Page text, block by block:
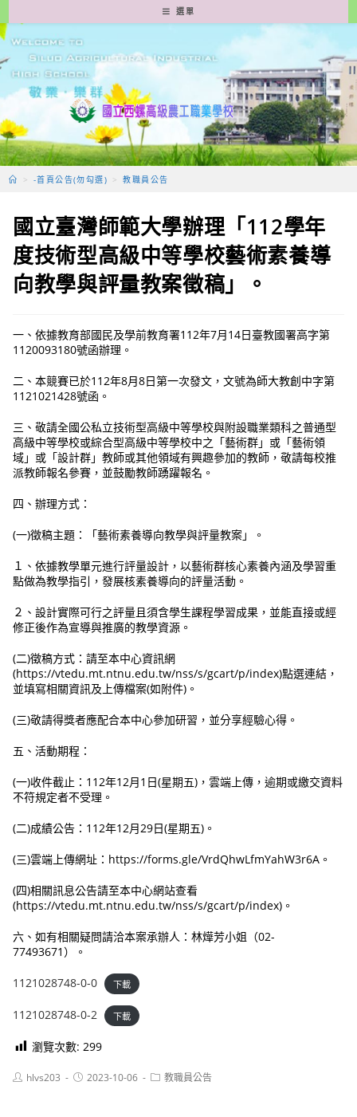
轉
至
要
容
選單
> -首頁公告(勿勾選) > 教職員公告
國立臺灣師範大學辦理「112學年
度技術型高級中等學校藝術素養導
向教學與評量教案徵稿」。
一、依據教育部國民及學前教育署112年7月14日臺教國署高字第
1120093180號函辦理。
二、本競賽已於112年8月8日第一次發文，文號為師大教創中字第
1121021428號函。
三、敬請全國公私立技術型高級中等學校與附設職業類科之普通型
高級中等學校或綜合型高級中等學校中之「藝術群」或「藝術領
域」或「設計群」教師或其他領域有興趣參加的教師，敬請每校推
派教師報名參賽，並鼓勵教師踴躍報名。
四、辦理方式：
(一)徵稿主題：「藝術素養導向教學與評量教案」。
１、依據教學單元進行評量設計，以藝術群核心素養內涵及學習重
點做為教學指引，發展核素養導向的評量活動。
２、設計實際可行之評量且須含學生課程學習成果，並能直接或經
修正後作為宣導與推廣的教學資源。
(二)徵稿方式：請至本中心資訊網
(https://vtedu.mt.ntnu.edu.tw/nss/s/gcart/p/index)點選連結，
並填寫相關資訊及上傳檔案(如附件)。
(三)敬請得獎者應配合本中心參加研習，並分享經驗心得。
五、活動期程：
(一)收件截止：112年12月1日(星期五)，雲端上傳，逾期或繳交資料
不符規定者不受理。
(二)成績公告：112年12月29日(星期五)。
(三)雲端上傳網址：https://forms.gle/VrdQhwLfmYahW3r6A。
(四)相關訊息公告請至本中心網站查看
(https://vtedu.mt.ntnu.edu.tw/nss/s/gcart/p/index)。
六、如有相關疑問請洽本案承辦人：林燁芳小姐（02-
77493671）。
1121028748-0-0 下載
1121028748-0-2 下載
瀏覽次數: 299
Posthlvs203
Post2023-10-06
Post教職員公告